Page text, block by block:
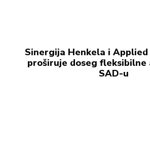
Sinergija Henkela i Applied
proširuje doseg fleksibilne
SAD-u